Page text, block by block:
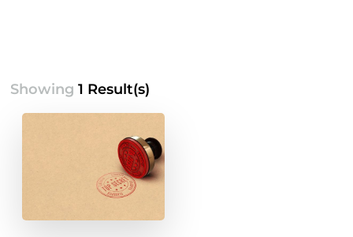
Showing1 Result(s)